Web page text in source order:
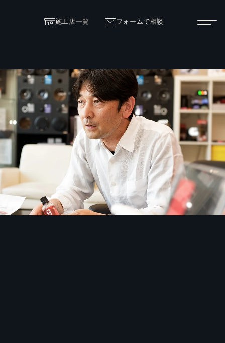
施工店一覧 フォームで相談